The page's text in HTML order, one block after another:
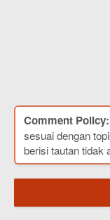
Comment Policy:
sesuai dengan
berisi tautan tidak